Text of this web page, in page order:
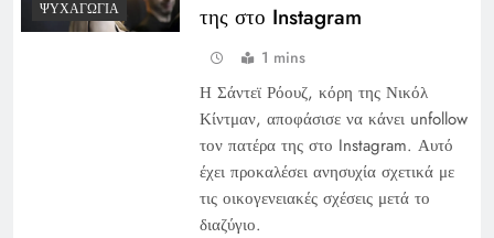
ΨΥΧΑΓΩΓΊΑ
της στο Instagram
1 mins
Η Σάντεϊ Ρόουζ, κόρη της Νικόλ
Κίντμαν, αποφάσισε να κάνει unfollow
τον πατέρα της στο Instagram. Αυτό
έχει προκαλέσει ανησυχία σχετικά με
τις οικογενειακές σχέσεις μετά το
διαζύγιο.